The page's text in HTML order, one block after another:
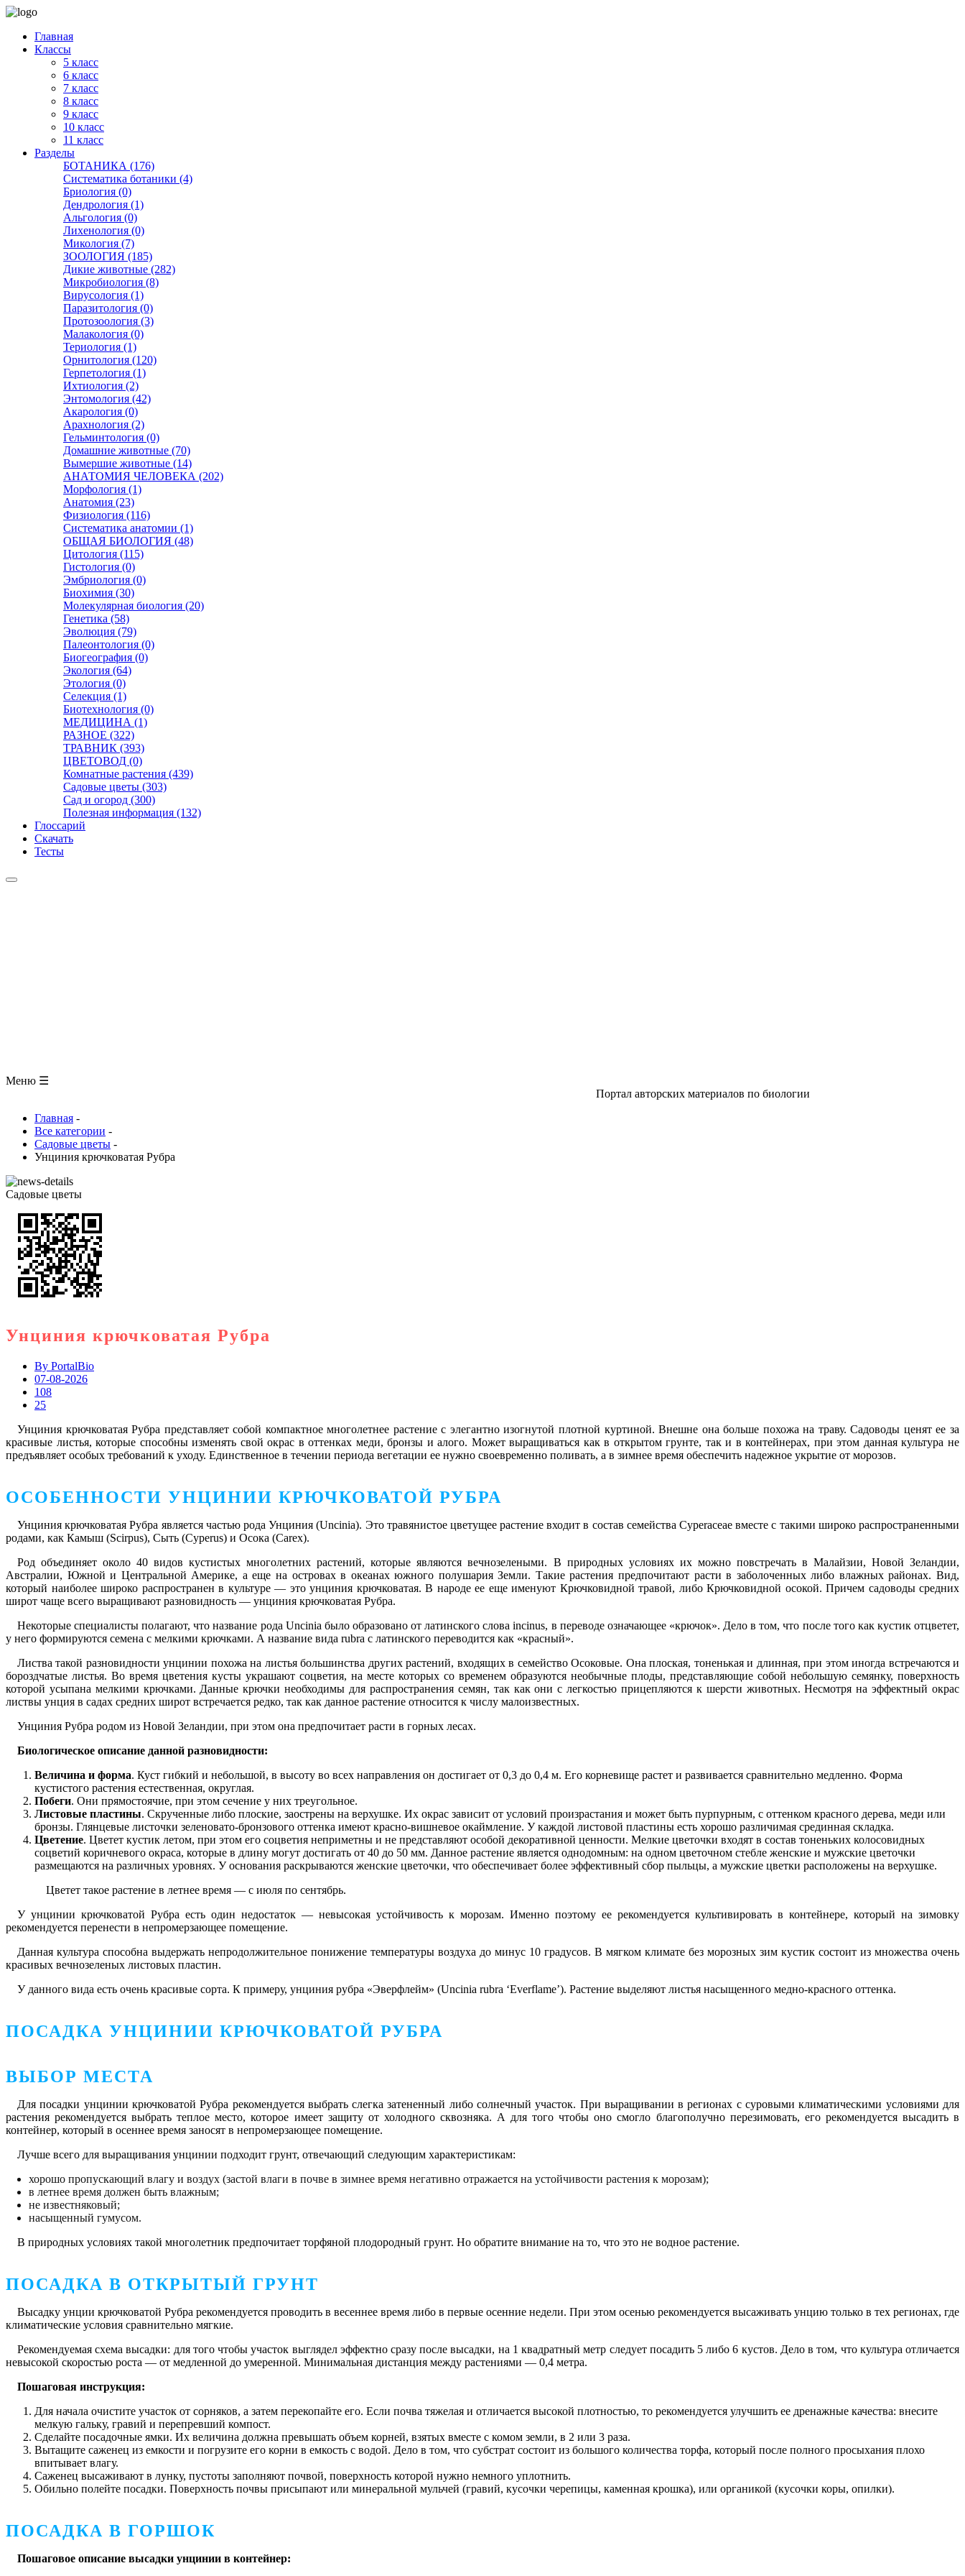
Главная
Классы
5 класс
6 класс
7 класс
8 класс
9 класс
10 класс
11 класс
Разделы
БОТАНИКА (176)
Систематика ботаники (4)
Бриология (0)
Дендрология (1)
Альгология (0)
Лихенология (0)
Микология (7)
ЗООЛОГИЯ (185)
Дикие животные (282)
Микробиология (8)
Вирусология (1)
Паразитология (0)
Протозоология (3)
Малакология (0)
Териология (1)
Орнитология (120)
Герпетология (1)
Ихтиология (2)
Энтомология (42)
Акарология (0)
Арахнология (2)
Гельминтология (0)
Домашние животные (70)
Вымершие животные (14)
АНАТОМИЯ ЧЕЛОВЕКА (202)
Морфология (1)
Анатомия (23)
Физиология (116)
Систематика анатомии (1)
ОБЩАЯ БИОЛОГИЯ (48)
Цитология (115)
Гистология (0)
Эмбриология (0)
Биохимия (30)
Молекулярная биология (20)
Генетика (58)
Эволюция (79)
Палеонтология (0)
Биогеография (0)
Экология (64)
Этология (0)
Селекция (1)
Биотехнология (0)
МЕДИЦИНА (1)
РАЗНОЕ (322)
ТРАВНИК (393)
ЦВЕТОВОД (0)
Комнатные растения (439)
Садовые цветы (303)
Сад и огород (300)
Полезная информация (132)
Глоссарий
Скачать
Тесты
Меню ☰
Портал авторских материалов по биологии
Главная -
Все категории -
Садовые цветы -
Унциния крючковатая Рубра
Садовые цветы
Унциния крючковатая Рубра
By PortalBio
07-08-2026
108
25
Унциния крючковатая Рубра представляет собой компактное многолетнее растение с элегантно изогнутой плотной куртиной. Внешне она больше похожа на траву. Садоводы ценят ее за
красивые листья, которые способны изменять свой окрас в оттенках меди, бронзы и алого. Может выращиваться как в открытом грунте, так и в контейнерах, при этом данная культура не
предъявляет особых требований к уходу. Единственное в течении периода вегетации ее нужно своевременно поливать, а в зимнее время обеспечить надежное укрытие от морозов.
ОСОБЕННОСТИ УНЦИНИИ КРЮЧКОВАТОЙ РУБРА
Унциния крючковатая Рубра является частью рода Унциния (Uncinia). Это травянистое цветущее растение входит в состав семейства Cyperaceae вместе с такими широко распространенными
родами, как Камыш (Scirpus), Сыть (Cyperus) и Осока (Carex).
Род объединяет около 40 видов кустистых многолетних растений, которые являются вечнозелеными. В природных условиях их можно повстречать в Малайзии, Новой Зеландии,
Австралии, Южной и Центральной Америке, а еще на островах в океанах южного полушария Земли. Такие растения предпочитают расти в заболоченных либо влажных районах. Вид,
который наиболее широко распространен в культуре — это унциния крючковатая. В народе ее еще именуют Крючковидной травой, либо Крючковидной осокой. Причем садоводы средних
широт чаще всего выращивают разновидность — унциния крючковатая Рубра.
Некоторые специалисты полагают, что название рода Uncinia было образовано от латинского слова incinus, в переводе означающее «крючок». Дело в том, что после того как кустик отцветет,
у него формируются семена с мелкими крючками. А название вида rubra с латинского переводится как «красный».
Листва такой разновидности унцинии похожа на листья большинства других растений, входящих в семейство Осоковые. Она плоская, тоненькая и длинная, при этом иногда встречаются и
бороздчатые листья. Во время цветения кусты украшают соцветия, на месте которых со временем образуются необычные плоды, представляющие собой небольшую семянку, поверхность
которой усыпана мелкими крючками. Данные крючки необходимы для распространения семян, так как они с легкостью прицепляются к шерсти животных. Несмотря на эффектный окрас
листвы унция в садах средних широт встречается редко, так как данное растение относится к числу малоизвестных.
Унциния Рубра родом из Новой Зеландии, при этом она предпочитает расти в горных лесах.
Биологическое описание данной разновидности:
Величина и форма. Куст гибкий и небольшой, в высоту во всех направления он достигает от 0,3 до 0,4 м. Его корневище растет и развивается сравнительно медленно. Форма
кустистого растения естественная, округлая.
Побеги. Они прямостоячие, при этом сечение у них треугольное.
Листовые пластины. Скрученные либо плоские, заострены на верхушке. Их окрас зависит от условий произрастания и может быть пурпурным, с оттенком красного дерева, меди или
бронзы. Глянцевые листочки зеленовато-бронзового оттенка имеют красно-вишневое окаймление. У каждой листовой пластины есть хорошо различимая срединная складка.
Цветение. Цветет кустик летом, при этом его соцветия неприметны и не представляют особой декоративной ценности. Мелкие цветочки входят в состав тоненьких колосовидных
соцветий коричневого окраса, которые в длину могут достигать от 40 до 50 мм. Данное растение является однодомным: на одном цветочном стебле женские и мужские цветочки
размещаются на различных уровнях. У основания раскрываются женские цветочки, что обеспечивает более эффективный сбор пыльцы, а мужские цветки расположены на верхушке.
Цветет такое растение в летнее время — с июля по сентябрь.
У унцинии крючковатой Рубра есть один недостаток — невысокая устойчивость к морозам. Именно поэтому ее рекомендуется культивировать в контейнере, который на зимовку
рекомендуется перенести в непромерзающее помещение.
Данная культура способна выдержать непродолжительное понижение температуры воздуха до минус 10 градусов. В мягком климате без морозных зим кустик состоит из множества очень
красивых вечнозеленых листовых пластин.
У данного вида есть очень красивые сорта. К примеру, унциния рубра «Эверфлейм» (Uncinia rubra ‘Everflame’). Растение выделяют листья насыщенного медно-красного оттенка.
ПОСАДКА УНЦИНИИ КРЮЧКОВАТОЙ РУБРА
ВЫБОР МЕСТА
Для посадки унцинии крючковатой Рубра рекомендуется выбрать слегка затененный либо солнечный участок. При выращивании в регионах с суровыми климатическими условиями для
растения рекомендуется выбрать теплое место, которое имеет защиту от холодного сквозняка. А для того чтобы оно смогло благополучно перезимовать, его рекомендуется высадить в
контейнер, который в осеннее время заносят в непромерзающее помещение.
Лучше всего для выращивания унцинии подходит грунт, отвечающий следующим характеристикам:
хорошо пропускающий влагу и воздух (застой влаги в почве в зимнее время негативно отражается на устойчивости растения к морозам);
в летнее время должен быть влажным;
не известняковый;
насыщенный гумусом.
В природных условиях такой многолетник предпочитает торфяной плодородный грунт. Но обратите внимание на то, что это не водное растение.
ПОСАДКА В ОТКРЫТЫЙ ГРУНТ
Высадку унции крючковатой Рубра рекомендуется проводить в весеннее время либо в первые осенние недели. При этом осенью рекомендуется высаживать унцию только в тех регионах, где
климатические условия сравнительно мягкие.
Рекомендуемая схема высадки: для того чтобы участок выглядел эффектно сразу после высадки, на 1 квадратный метр следует посадить 5 либо 6 кустов. Дело в том, что культура отличается
невысокой скоростью роста — от медленной до умеренной. Минимальная дистанция между растениями — 0,4 метра.
Пошаговая инструкция:
Для начала очистите участок от сорняков, а затем перекопайте его. Если почва тяжелая и отличается высокой плотностью, то рекомендуется улучшить ее дренажные качества: внесите
мелкую гальку, гравий и перепревший компост.
Сделайте посадочные ямки. Их величина должна превышать объем корней, взятых вместе с комом земли, в 2 или 3 раза.
Вытащите саженец из емкости и погрузите его корни в емкость с водой. Дело в том, что субстрат состоит из большого количества торфа, который после полного просыхания плохо
впитывает влагу.
Саженец высаживают в лунку, пустоты заполняют почвой, поверхность которой нужно немного уплотнить.
Обильно полейте посадки. Поверхность почвы присыпают или минеральной мульчей (гравий, кусочки черепицы, каменная крошка), или органикой (кусочки коры, опилки).
ПОСАДКА В ГОРШОК
Пошаговое описание высадки унцинии в контейнер: